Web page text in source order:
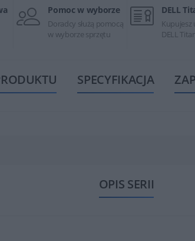
Pomoc w wyborze
Doradcy służą pomocą
w wyborze sprzętu
DELL
Kupujesz
DELL
SPECYFIKACJA
OPIS SERII